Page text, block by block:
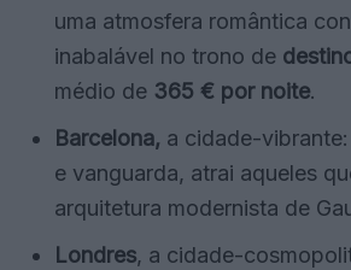
uma atmosfera romântica
inabalável no trono de
médio de 365 € por noite.
Barcelona, a cidade-
e vanguarda, atrai aqueles
arquitetura modernista de
Londres, a cidade-